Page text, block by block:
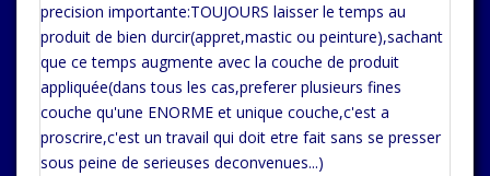
precision importante:TOUJOURS laisser le temps au
produit de bien durcir(appret,mastic ou peinture),sachant
que ce temps augmente avec la couche de produit
appliquée(dans tous les cas,preferer plusieurs fines
couche qu'une ENORME et unique couche,c'est a
proscrire,c'est un travail qui doit etre fait sans se presser
sous peine de serieuses deconvenues...)